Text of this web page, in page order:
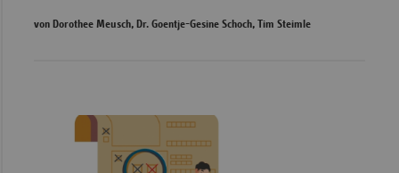
von Dorothee Meusch, Dr. Goentje-Gesine Schoch, Tim Steimle